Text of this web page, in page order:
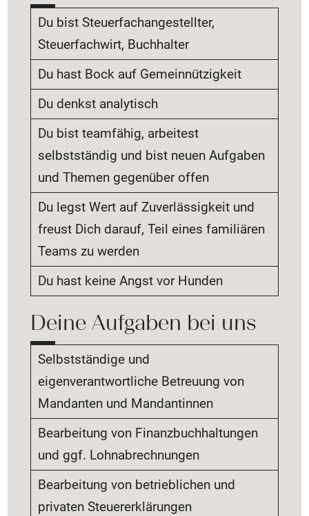
Du bist Steuerfachangestellter,
Steuerfachwirt, Buchhalter
Du hast Bock auf Gemeinnützigkeit
Du denkst analytisch
Du bist teamfähig, arbeitest
selbstständig und bist neuen Aufgaben
und Themen gegenüber offen
Du legst Wert auf Zuverlässigkeit und
freust Dich darauf, Teil eines familiären
Teams zu werden
Du hast keine Angst vor Hunden
Deine Aufgaben bei uns
Selbstständige und
eigenverantwortliche Betreuung von
Mandanten und Mandantinnen
Bearbeitung von Finanzbuchhaltungen
und ggf. Lohnabrechnungen
Bearbeitung von betrieblichen und
privaten Steuererklärungen